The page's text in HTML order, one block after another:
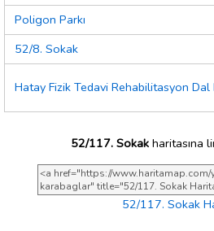
Poligon Parkı
52/8. Sokak
Hatay Fizik Tedavi Rehabilitasyon Dal
52/117. Sokakharitasına
52/117. Sokak